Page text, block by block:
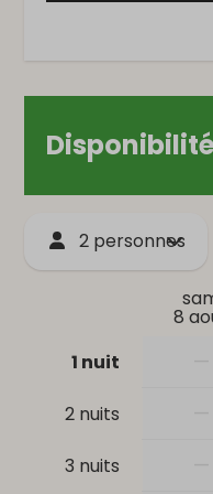
2 personnes
8
1 nuit
2 nuits
3 nuits